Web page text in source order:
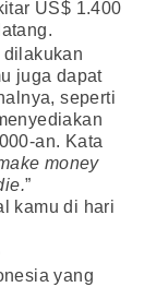
US$ 1.400
dilakukan
juga dapat
seperti
an. Kata
money
”
kamu di hari
yang